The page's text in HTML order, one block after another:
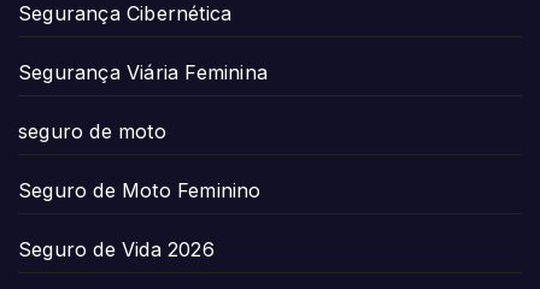
Segurança Cibernética
Segurança Viária Feminina
seguro de moto
Seguro de Moto Feminino
Seguro de Vida 2026